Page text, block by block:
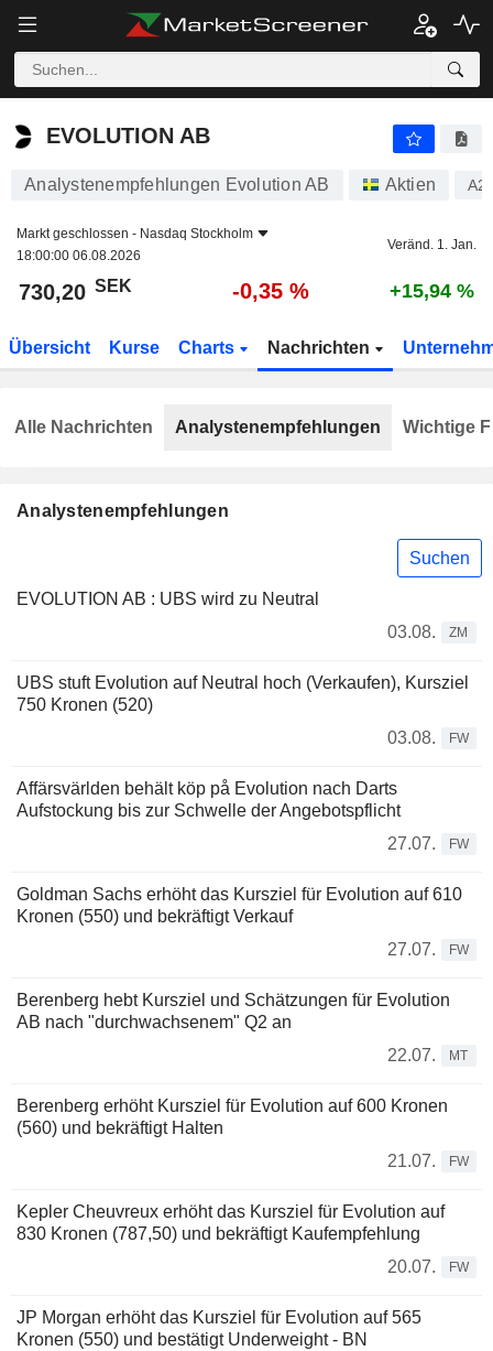
EVOLUTION AB
EVOLUTION AB
Analystenempfehlungen Evolution AB Aktien
Markt geschlossen - Nasdaq Stockholm
18:00:00 06.08.2026
Veränd. 1. Jan.
730,20 SEK -0,35 % +15,94 %
Übersicht Kurse Charts Nachrichten
Analystenempfehlungen
Suchen
EVOLUTION AB : UBS wird zu Neutral
03.08.
ZM
UBS stuft Evolution auf Neutral hoch (Verkaufen), Kursziel
750 Kronen (520)
03.08.
FW
Affärsvärlden behält köp på Evolution nach Darts
Aufstockung bis zur Schwelle der Angebotspflicht
27.07.
FW
Goldman Sachs erhöht das Kursziel für Evolution auf 610
Kronen (550) und bekräftigt Verkauf
27.07.
FW
Berenberg hebt Kursziel und Schätzungen für Evolution
AB nach "durchwachsenem" Q2 an
22.07.
MT
Berenberg erhöht Kursziel für Evolution auf 600 Kronen
(560) und bekräftigt Halten
21.07.
FW
Kepler Cheuvreux erhöht das Kursziel für Evolution auf
830 Kronen (787,50) und bekräftigt Kaufempfehlung
20.07.
FW
JP Morgan erhöht das Kursziel für Evolution auf 565
Kronen (550) und bestätigt Underweight - BN
Alle Nachrichten Analystenempfehlungen Wichtige